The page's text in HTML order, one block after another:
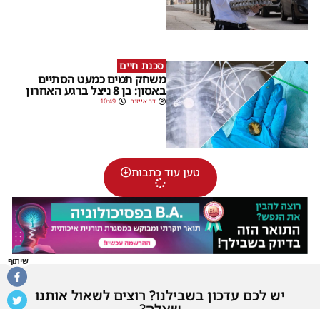
סכנת חיים
משחק תמים כמעט הסתיים
באסון: בן 8 ניצל ברגע האחרון
דב אייזנר 10:49
טען עוד כתבות
יש לכם עדכון בשבילנו? רוצים לשאול אותנו
שיתוף